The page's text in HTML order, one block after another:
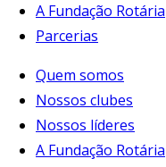
A Fundação Rotária
Parcerias
Quem somos
Nossos clubes
Nossos líderes
A Fundação Rotária